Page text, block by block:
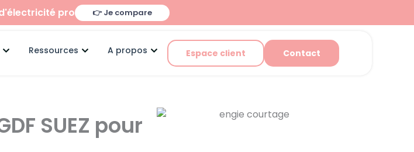
pro 👉 Je compare
Ouvrir Pour qui
Ressources Ouvrir Ressources
A propos Ouvrir A propos
Espace client Contact
SUEZ pour